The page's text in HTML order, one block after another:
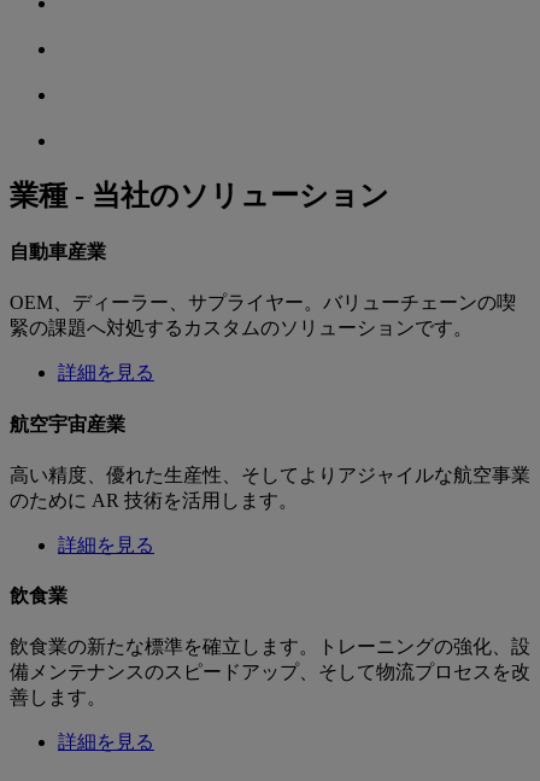
業種 - 当社のソリューション
自動車産業
OEM、ディーラー、サプライヤー。バリューチェーンの喫
緊の課題へ対処するカスタムのソリューションです。
詳細を見る
航空宇宙産業
高い精度、優れた生産性、そしてよりアジャイルな航空事業
のために AR 技術を活用します。
詳細を見る
飲食業
飲食業の新たな標準を確立します。トレーニングの強化、設
備メンテナンスのスピードアップ、そして物流プロセスを改
善します。
詳細を見る